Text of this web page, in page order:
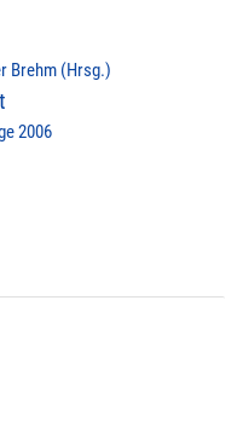
Brehm (Hrsg.)
2006